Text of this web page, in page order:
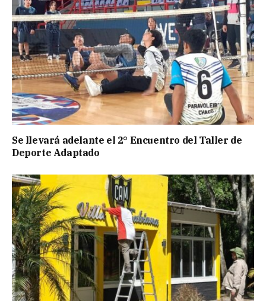
Se llevará adelante el 2° Encuentro del Taller de
Deporte Adaptado